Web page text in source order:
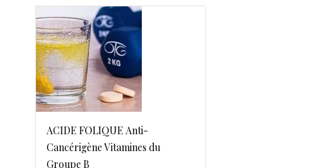
ACIDE FOLIQUE Anti-
Cancérigène Vitamines du
Groupe B